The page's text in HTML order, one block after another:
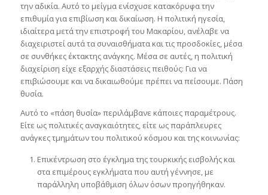
την αδικία. Αυτό το μείγμα ενίσχυσε κατακόρυφα την
επιθυμία για επιβίωση και δικαίωση. Η πολιτική ηγεσία,
ιδιαίτερα μετά την επιστροφή του Μακαρίου, ανέλαβε να
διαχειριστεί αυτά τα συναισθήματα και τις προσδοκίες, μέσα
σε συνθήκες έκτακτης ανάγκης. Μέσα σε αυτές, η πολιτική
διαχείριση είχε εξαρχής διαστάσεις πειθούς: Για να
επιβιώσουμε και να δικαιωθούμε πρέπει να πείσουμε. Πάση
θυσία.
Αυτό το «πάση θυσία» περιλάμβανε κάποιες παραμέτρους.
Είτε ως πολιτικές αναγκαιότητες, είτε ως παράπλευρες
ανάγκες τμημάτων του πολιτικού κόσμου και της κοινωνίας:
Επικέντρωση στο έγκλημα της τουρκικής εισβολής και
στα επιμέρους εγκλήματα που αυτή γέννησε, με
παράλληλη υποβάθμιση όλων όσων προηγήθηκαν.